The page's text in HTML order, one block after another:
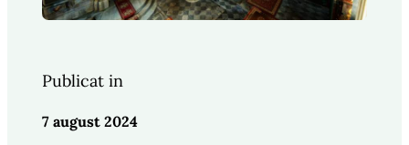
Publicat in
7 august 2024